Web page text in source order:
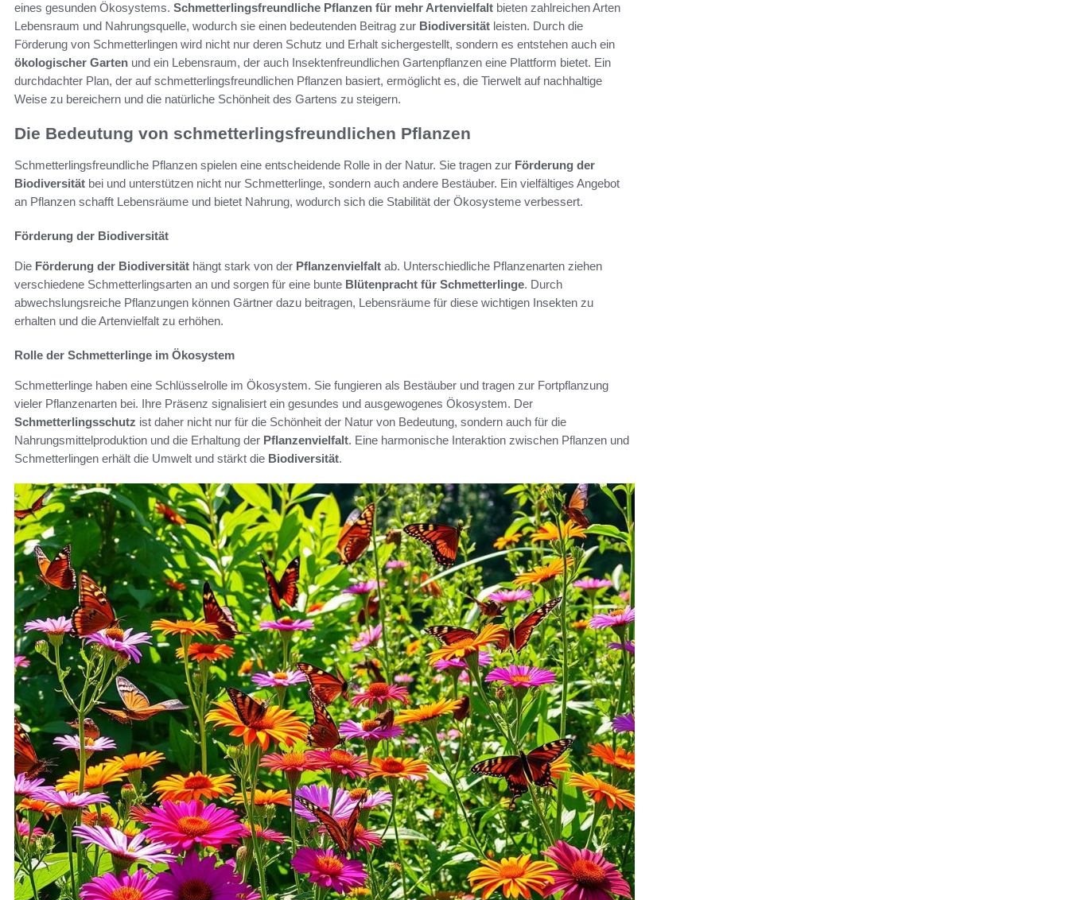
eines gesunden Ökosystems. Schmetterlingsfreundliche Pflanzen für mehr Artenvielfalt bieten zahlreichen Arten
Lebensraum und Nahrungsquelle, wodurch sie einen bedeutenden Beitrag zur Biodiversität leisten. Durch die
Förderung von Schmetterlingen wird nicht nur deren Schutz und Erhalt sichergestellt, sondern es entstehen auch ein
ökologischer Garten und ein Lebensraum, der auch Insektenfreundlichen Gartenpflanzen eine Plattform bietet. Ein
durchdachter Plan, der auf schmetterlingsfreundlichen Pflanzen basiert, ermöglicht es, die Tierwelt auf nachhaltige
Weise zu bereichern und die natürliche Schönheit des Gartens zu steigern.
Die Bedeutung von schmetterlingsfreundlichen Pflanzen
Schmetterlingsfreundliche Pflanzen spielen eine entscheidende Rolle in der Natur. Sie tragen zur Förderung der
Biodiversität bei und unterstützen nicht nur Schmetterlinge, sondern auch andere Bestäuber. Ein vielfältiges Angebot
an Pflanzen schafft Lebensräume und bietet Nahrung, wodurch sich die Stabilität der Ökosysteme verbessert.
Förderung der Biodiversität
Die Förderung der Biodiversität hängt stark von der Pflanzenvielfalt ab. Unterschiedliche Pflanzenarten ziehen
verschiedene Schmetterlingsarten an und sorgen für eine bunte Blütenpracht für Schmetterlinge. Durch
abwechslungsreiche Pflanzungen können Gärtner dazu beitragen, Lebensräume für diese wichtigen Insekten zu
erhalten und die Artenvielfalt zu erhöhen.
Rolle der Schmetterlinge im Ökosystem
Schmetterlinge haben eine Schlüsselrolle im Ökosystem. Sie fungieren als Bestäuber und tragen zur Fortpflanzung
vieler Pflanzenarten bei. Ihre Präsenz signalisiert ein gesundes und ausgewogenes Ökosystem. Der
Schmetterlingsschutz ist daher nicht nur für die Schönheit der Natur von Bedeutung, sondern auch für die
Nahrungsmittelproduktion und die Erhaltung der Pflanzenvielfalt. Eine harmonische Interaktion zwischen Pflanzen und
Schmetterlingen erhält die Umwelt und stärkt die Biodiversität.